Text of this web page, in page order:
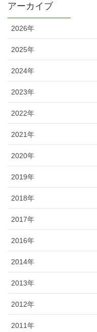
アーカイブ
2026年
2025年
2024年
2023年
2022年
2021年
2020年
2019年
2018年
2017年
2016年
2014年
2013年
2012年
2011年